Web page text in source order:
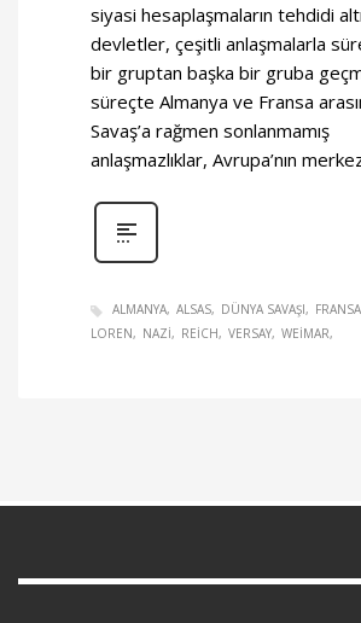
siyasi hesaplaşmaların tehdidi
devletler, çeşitli anlaşmalarla
bir gruptan başka bir gruba
süreçte Almanya ve Fransa
Savaş’a rağmen sonlanmamış
anlaşmazlıklar, Avrupa’nın
ALMANYA ALSAS DÜNYA SAVAŞI FRANSA
LOREN
NAZI REICH VERSAY WEIMAR